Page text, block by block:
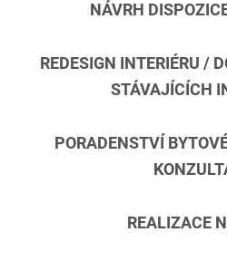
NÁVRH
REDESIGN INTERIÉRU /
STÁVAJÍCÍCH
PORADENSTVÍ
REALIZACE